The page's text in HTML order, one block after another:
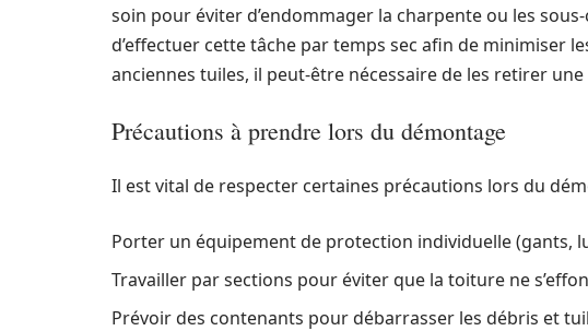
soin pour éviter d’endommager la charpente ou les
d’effectuer cette tâche par temps sec afin de minimiser
anciennes tuiles, il peut-être nécessaire de les retirer
Précautions à prendre lors du démontage
Il est vital de respecter certaines précautions lors du
Porter un équipement de protection individuelle (gants,
Travailler par sections pour éviter que la toiture ne
Prévoir des contenants pour débarrasser les débris et